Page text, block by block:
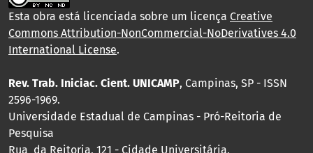
Esta obra está licenciada sobre um licença Creative
Commons Attribution-NonCommercial-NoDerivatives 4.0
International License.
Rev. Trab. Iniciac. Cient. UNICAMP, Campinas, SP - ISSN
2596-1969.
Universidade Estadual de Campinas - Pró-Reitoria de
Pesquisa
Rua da Reitoria, 121 - Cidade Universitária,